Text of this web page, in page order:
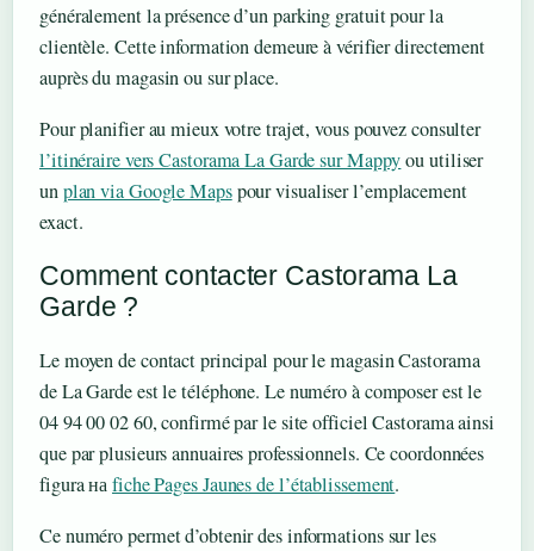
généralement la présence d’un parking gratuit pour la
clientèle. Cette information demeure à vérifier directement
auprès du magasin ou sur place.
Pour planifier au mieux votre trajet, vous pouvez consulter
l’itinéraire vers Castorama La Garde sur Mappyou utiliser
unplan via Google Mapspour visualiser l’emplacement
exact.
Comment contacter Castorama La
Garde ?
Le moyen de contact principal pour le magasin Castorama
de La Garde est le téléphone. Le numéro à composer est le
04 94 00 02 60, confirmé par le site officiel Castorama ainsi
que par plusieurs annuaires professionnels. Ce coordonnées
figura наfiche Pages Jaunes de l’établissement.
Ce numéro permet d’obtenir des informations sur les